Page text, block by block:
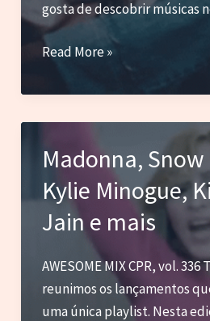
gosta de descobrir músicas
The
Stones,
ATARASHII
Interpol,
Kelela
com
PinkPantheress
Read More »
Madonna,
Kylie Minogue,
Jain e mais
AWESOME MIX CPR, vol. 336
reunimos os lançamentos
uma única playlist. Nesta